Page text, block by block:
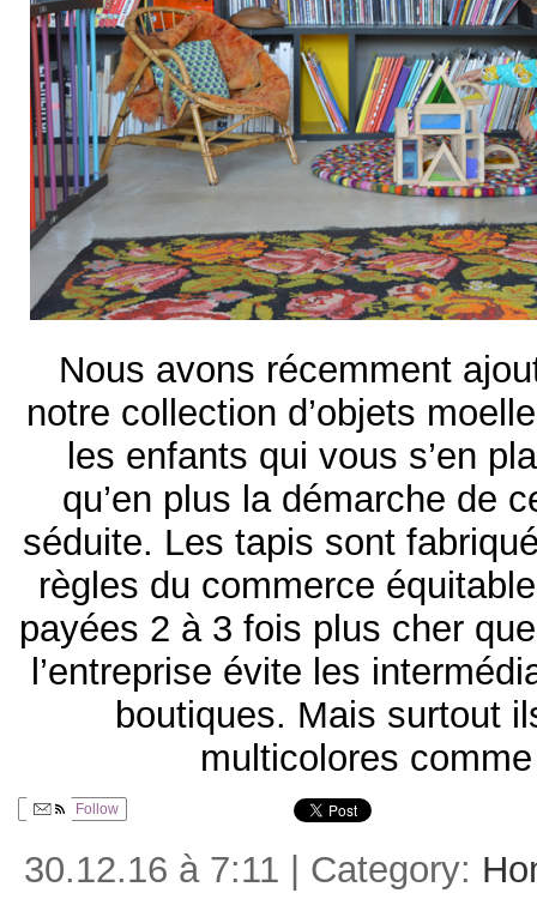
Nous avons récemment
notre collection d’objets
les enfants qui vous s’en
qu’en plus la démarche de
séduite. Les tapis sont
règles du commerce
payées 2 à 3 fois plus cher
l’entreprise évite les
boutiques. Mais surtout
multicolores
Follow
30.12.16 à 7:11 | Category: